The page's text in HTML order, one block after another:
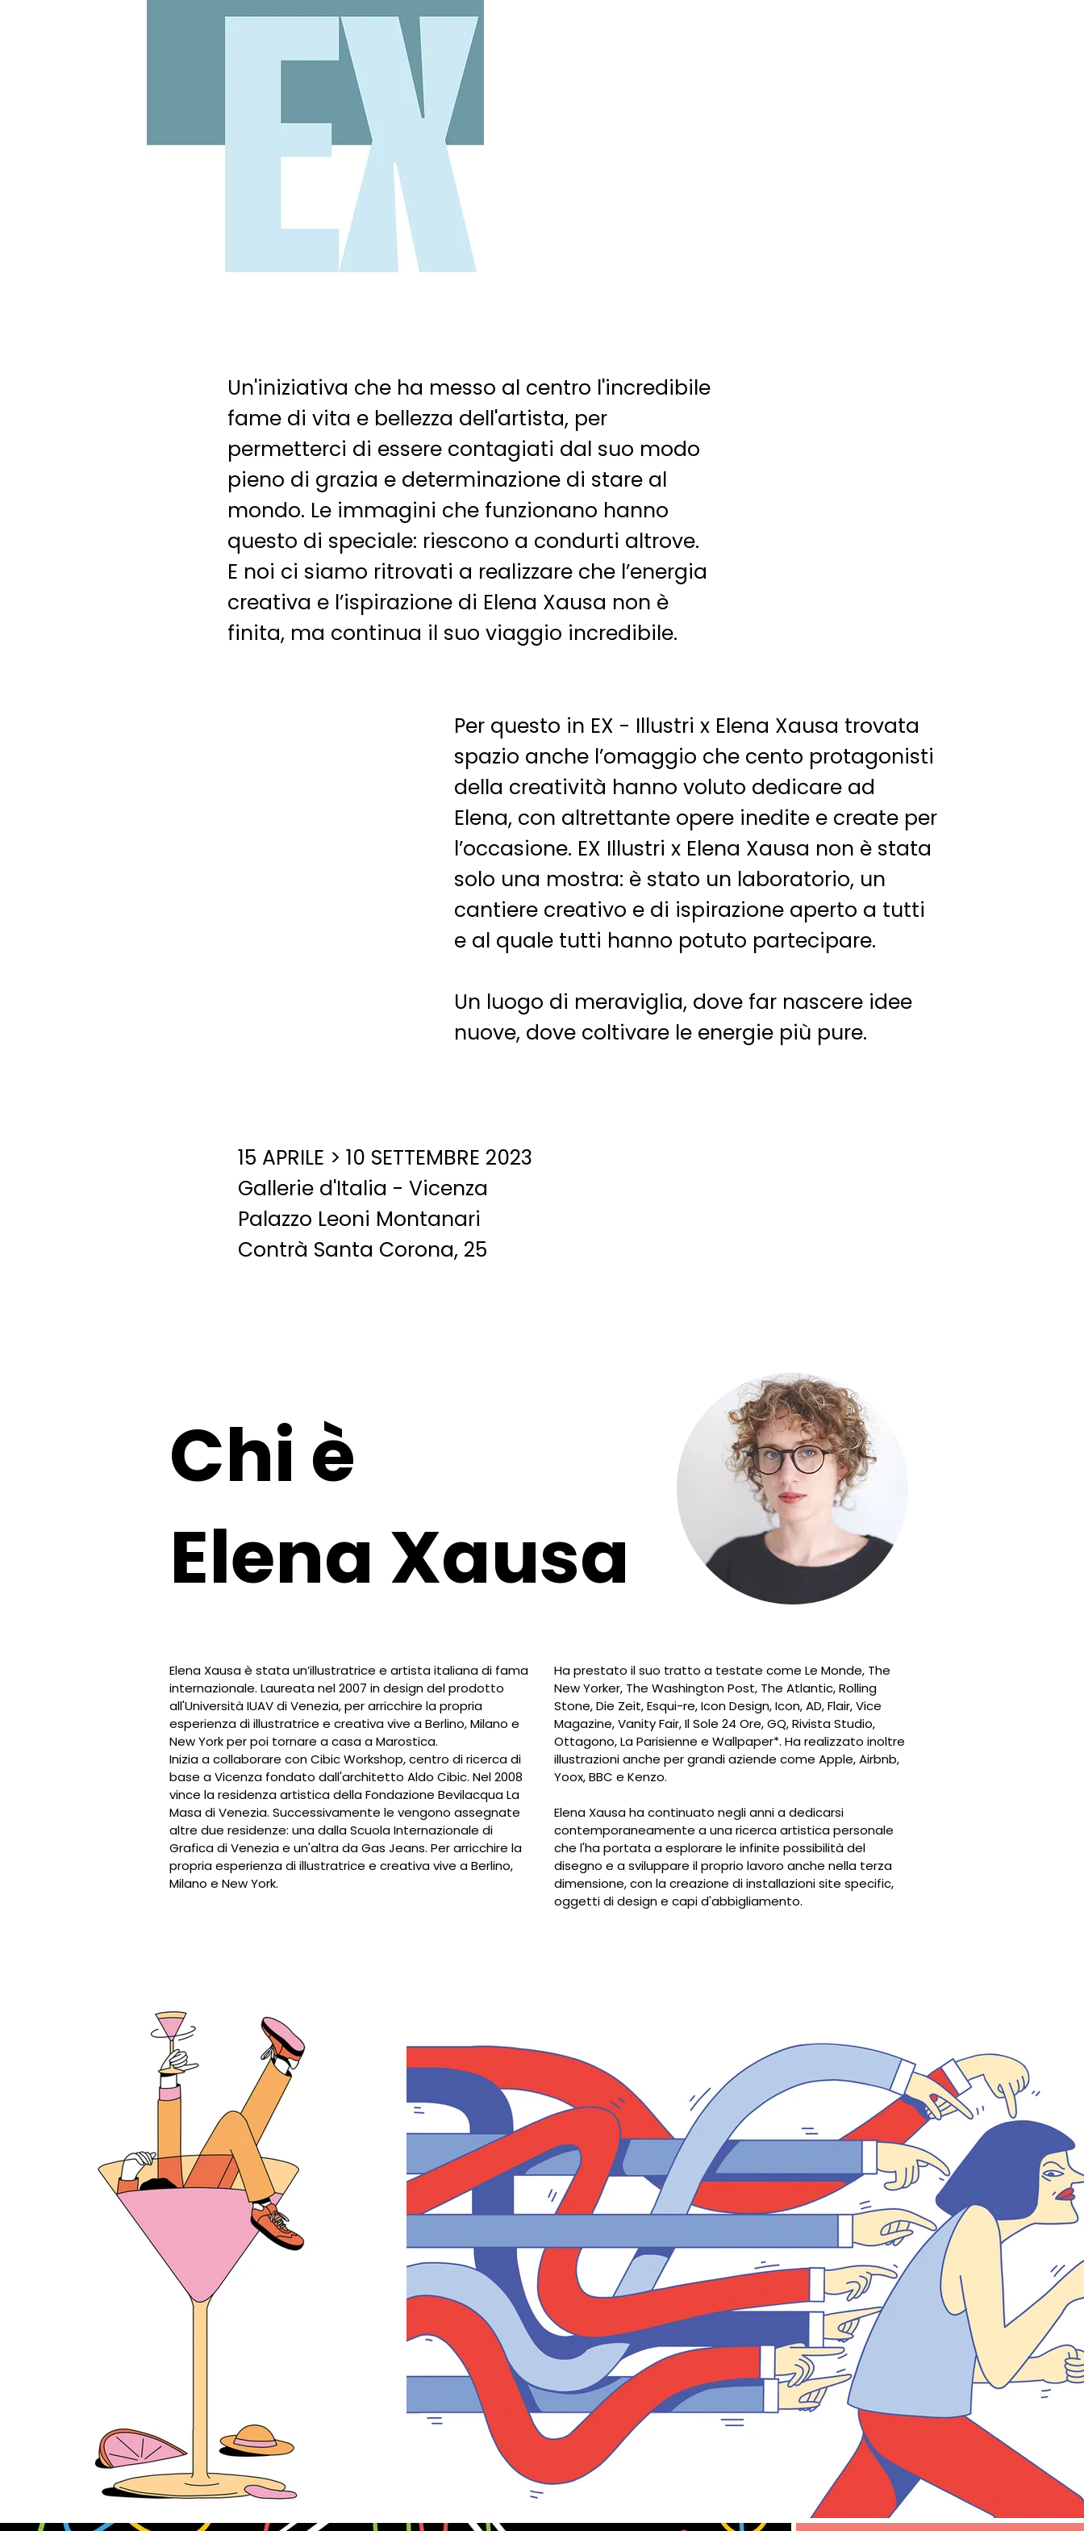
Un'iniziativa che ha messo al centro l'incredibile
fame di vita e bellezza dell'artista, per
permetterci di essere contagiati dal suo modo
pieno di grazia e determinazione di stare al
mondo. Le immagini che funzionano hanno
questo di speciale: riescono a condurti altrove.
E noi ci siamo ritrovati a realizzare che l’energia
creativa e l’ispirazione di Elena Xausa non è
finita, ma continua il suo viaggio incredibile.
Per questo in EX - Illustri x Elena Xausa trovata
spazio anche l’omaggio che cento protagonisti
della creatività hanno voluto dedicare ad
Elena, con altrettante opere inedite e create per
l’occasione. EX Illustri x Elena Xausa non è stata
solo una mostra: è stato un laboratorio, un
cantiere creativo e di ispirazione aperto a tutti
e al quale tutti hanno potuto partecipare.
Un luogo di meraviglia, dove far nascere idee
nuove, dove coltivare le energie più pure.
15 APRILE > 10 SETTEMBRE 2023​
Gallerie d'Italia - Vicenza
Palazzo Leoni Montanari
Contrà Santa Corona, 25
Chi è
Elena Xausa
Elena Xausa è stata un’illustratrice e artista italiana di fama
internazionale. Laureata nel 2007 in design del prodotto
all'Università IUAV di Venezia, per arricchire la propria
esperienza di illustratrice e creativa vive a Berlino, Milano e
New York per poi tornare a casa a Marostica.
Inizia a collaborare con Cibic Workshop, centro di ricerca di
base a Vicenza fondato dall'architetto Aldo Cibic. Nel 2008
vince la residenza artistica della Fondazione Bevilacqua La
Masa di Venezia. Successivamente le vengono assegnate
altre due residenze: una dalla Scuola Internazionale di
Grafica di Venezia e un'altra da Gas Jeans. Per arricchire la
propria esperienza di illustratrice e creativa vive a Berlino,
Milano e New York.
Ha prestato il suo tratto a testate come Le Monde, The
New Yorker, The Washington Post, The Atlantic, Rolling
Stone, Die Zeit, Esqui-re, Icon Design, Icon, AD, Flair, Vice
Magazine, Vanity Fair, Il Sole 24 Ore, GQ, Rivista Studio,
Ottagono, La Parisienne e Wallpaper*. Ha realizzato inoltre
illustrazioni anche per grandi aziende come Apple, Airbnb,
Yoox, BBC e Kenzo.
Elena Xausa ha continuato negli anni a dedicarsi
contemporaneamente a una ricerca artistica personale
che l'ha portata a esplorare le infinite possibilità del
disegno e a sviluppare il proprio lavoro anche nella terza
dimensione, con la creazione di installazioni site specific,
oggetti di design e capi d'abbigliamento.